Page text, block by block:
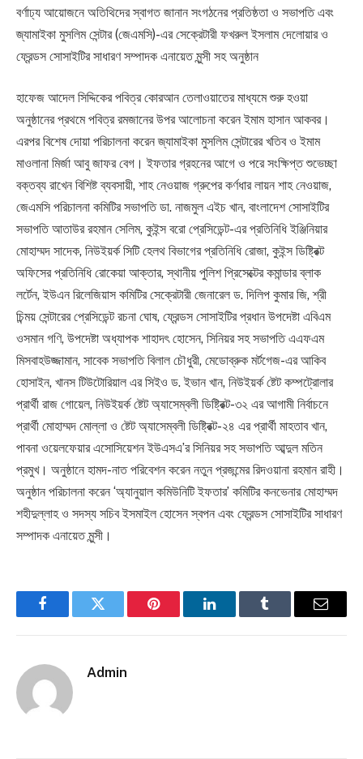
বর্ণাঢ্য আয়োজনে অতিথিদের স্বাগত জানান সংগঠনের প্রতিষ্ঠতা ও সভাপতি এবং
জ্যামাইকা মুসলিম সেন্টার (জেএমসি)-এর সেক্রেটারী ফখরুল ইসলাম দেলোয়ার ও
ফ্রেন্ডস সোসাইটির সাধারণ সম্পাদক এনায়েত মুন্সী সহ অনুষ্ঠান
হাফেজ আদেল সিদ্দিকের পবিত্র কোরআন তেলাওয়াতের মাধ্যমে শুরু হওয়া
অনুষ্ঠানের প্রথমে পবিত্র রমজানের উপর আলোচনা করেন ইমাম হাসান আকবর।
এরপর বিশেষ দোয়া পরিচালনা করেন জ্যামাইকা মুসলিম সেন্টারের খতিব ও ইমাম
মাওলানা মির্জা আবু জাফর বেগ। ইফতার গ্রহনের আগে ও পরে সংক্ষিপ্ত শুভেচ্ছা
বক্তব্য রাখেন বিশিষ্ট ব্যবসায়ী, শাহ নেওয়াজ গ্রুপের কর্ণধার লায়ন শাহ নেওয়াজ,
জেএমসি পরিচালনা কমিটির সভাপতি ডা. নাজমুল এইচ খান, বাংলাদেশ সোসাইটির
সভাপতি আতাউর রহমান সেলিম, কুইন্স বরো প্রেসিডেন্ট-এর প্রতিনিধি ইঞ্জিনিয়ার
মোহাম্মদ সাদেক, নিউইয়র্ক সিটি হেলথ বিভাগের প্রতিনিধি রোজা, কুইন্স ডিষ্ট্রিক্ট
অফিসের প্রতিনিধি রোকেয়া আক্তার, স্থানীয় পুলিশ প্রিসেক্টের কমান্ডার ব্লাক
লর্টেন, ইউএন রিলেজিয়াস কমিটির সেক্রেটারী জেনারেল ড. দিলিপ কুমার জি, শ্রী
চিন্ময় সেন্টারের প্রেসিডেন্ট রচনা ঘোষ, ফ্রেন্ডস সোসাইটির প্রধান উপদেষ্টা এবিএম
ওসমান গণি, উপদেষ্টা অধ্যাপক শাহাদৎ হোসেন, সিনিয়র সহ সভাপতি এএফএম
মিসবাহউজ্জামান, সাবেক সভাপতি বিলাল চৌধুরী, মেডোব্রুক মর্টগেজ-এর আকিব
হোসাইন, খানস টিউটোরিয়াল এর সিইও ড. ইভান খান, নিউইয়র্ক ষ্টেট কম্পট্রোলার
প্রার্থী রাজ গোয়েল, নিউইয়র্ক ষ্টেট অ্যাসেম্বলী ডিষ্ট্রিক্ট-৩২ এর আগামী নির্বাচনে
প্রার্থী মোহাম্মদ মোল্লা ও ষ্টেট অ্যাসেম্বলী ডিষ্ট্রিক্ট-২৪ এর প্রার্থী মাহতাব খান,
পাবনা ওয়েলফেয়ার এসোসিয়েশন ইউএসএ’র সিনিয়র সহ সভাপতি আব্দুল মতিন
প্রমুখ। অনুষ্ঠানে হামদ-নাত পরিবেশন করেন নতুন প্রজন্মের রিদওয়ানা রহমান রাহী।
অনুষ্ঠান পরিচালনা করেন ‘অ্যানুয়াল কমিউনিটি ইফতার’ কমিটির কনভেনার মোহাম্মদ
শহীদুল্লাহ ও সদস্য সচিব ইসমাইল হোসেন স্বপন এবং ফ্রেন্ডস সোসাইটির সাধারণ
সম্পাদক এনায়েত মুন্সী।
FacebookTwitter Pinterest LinkedInTumblr Email
Admin